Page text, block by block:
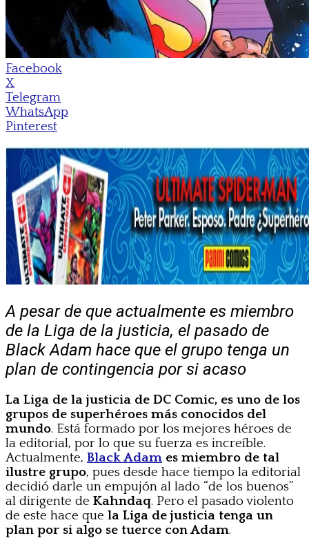
Facebook
X
Telegram
WhatsApp
Pinterest
A pesar de que actualmente es miembro
de la Liga de la justicia, el pasado de
Black Adam hace que el grupo tenga un
plan de contingencia por si acaso
La Liga de la justicia de DC Comic, es uno de los
grupos de superhéroes más conocidos del
mundo. Está formado por los mejores héroes de
la editorial, por lo que su fuerza es increíble.
Actualmente, Black Adam es miembro de tal
ilustre grupo, pues desde hace tiempo la editorial
decidió darle un empujón al lado “de los buenos”
al dirigente de Kahndaq. Pero el pasado violento
de este hace que la Liga de justicia tenga un
plan por si algo se tuerce con Adam.